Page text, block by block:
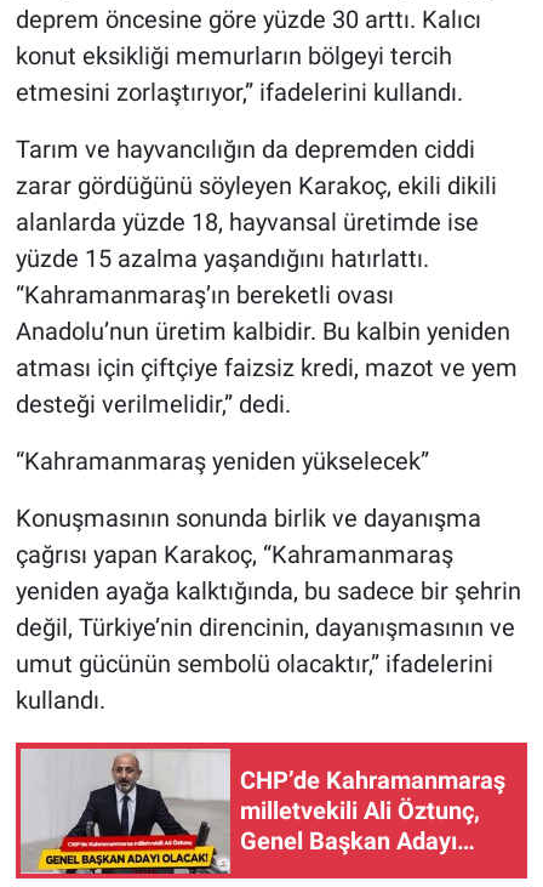
deprem öncesine göre yüzde 30 arttı. Kalıcı
konut eksikliği memurların bölgeyi tercih
etmesini zorlaştırıyor,” ifadelerini kullandı.
Tarım ve hayvancılığın da depremden ciddi
zarar gördüğünü söyleyen Karakoç, ekili dikili
alanlarda yüzde 18, hayvansal üretimde ise
yüzde 15 azalma yaşandığını hatırlattı.
“Kahramanmaraş’ın bereketli ovası
Anadolu’nun üretim kalbidir. Bu kalbin yeniden
atması için çiftçiye faizsiz kredi, mazot ve yem
desteği verilmelidir,” dedi.
“Kahramanmaraş yeniden yükselecek”
Konuşmasının sonunda birlik ve dayanışma
çağrısı yapan Karakoç, “Kahramanmaraş
yeniden ayağa kalktığında, bu sadece bir şehrin
değil, Türkiye’nin direncinin, dayanışmasının ve
umut gücünün sembolü olacaktır,” ifadelerini
kullandı.
CHP’de Kahramanmaraş
milletvekili Ali Öztunç,
Genel Başkan Adayı
Olacak!